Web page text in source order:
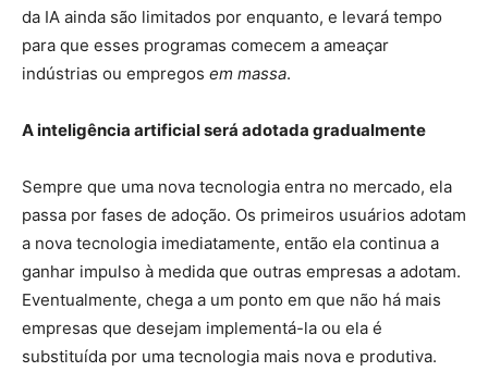
da IA ainda são limitados por enquanto, e levará tempo
para que esses programas comecem a ameaçar
indústrias ou empregos em massa.
A inteligência artificial será adotada gradualmente
Sempre que uma nova tecnologia entra no mercado, ela
passa por fases de adoção. Os primeiros usuários adotam
a nova tecnologia imediatamente, então ela continua a
ganhar impulso à medida que outras empresas a adotam.
Eventualmente, chega a um ponto em que não há mais
empresas que desejam implementá-la ou ela é
substituída por uma tecnologia mais nova e produtiva.